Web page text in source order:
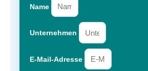
Name
Unternehmen
E-Mail-Adresse